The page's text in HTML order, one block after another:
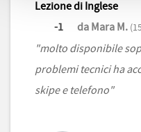
Lezione di Inglese
-1
da Mara M.
"molto disponibile
problemi tecnici ha
skipe e telefono"